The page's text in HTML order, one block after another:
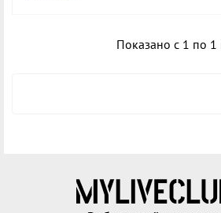
Показано с 1 по 1